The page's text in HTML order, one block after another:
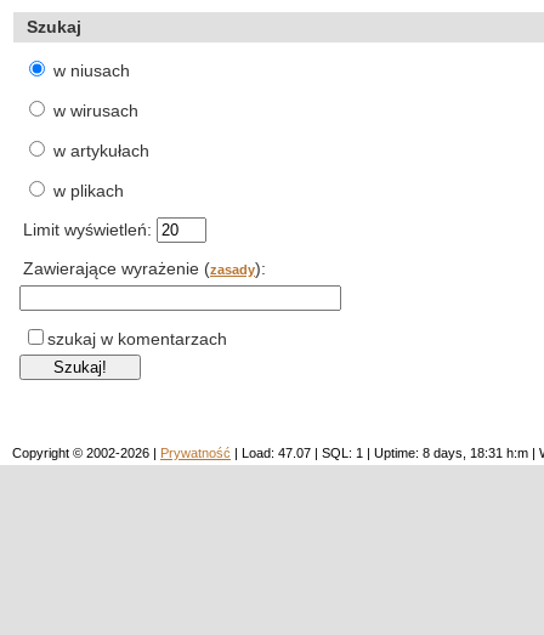
Szukaj
w niusach
w wirusach
w artykułach
w plikach
Limit wyświetleń:
Zawierające wyrażenie (zasady):
szukaj w komentarzach
Copyright © 2002-2026 | Prywatność | Load: 47.07 | SQL: 1 | Uptime: 8 days, 18:31 h:m